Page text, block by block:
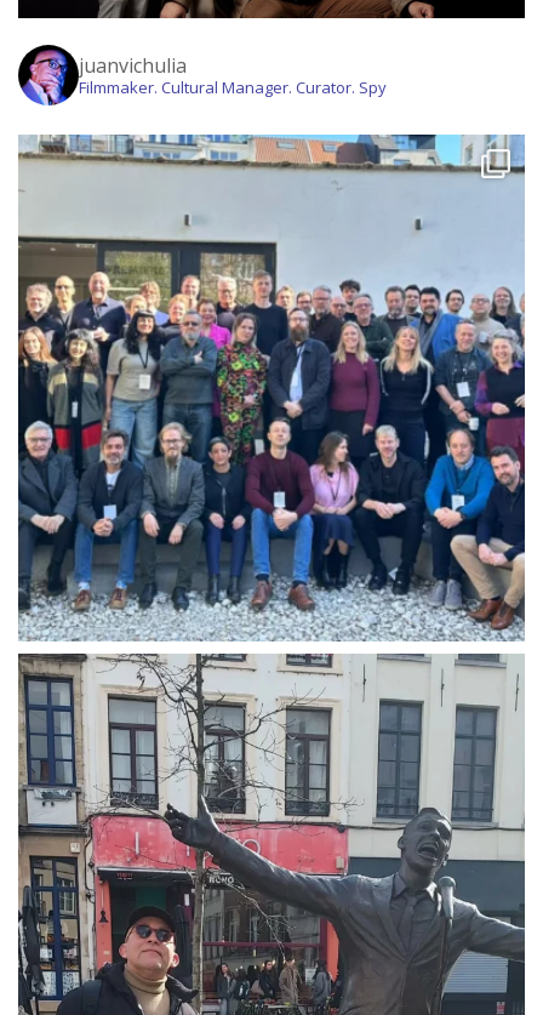
juanvichulia
Filmmaker. Cultural Manager. Curator. Spy